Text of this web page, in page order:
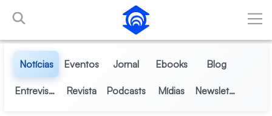
Pular para o Conteúdo principal
Notícias Eventos Jornal Ebooks Blog
Entrevistas Revista Podcasts Mídias Newsletter